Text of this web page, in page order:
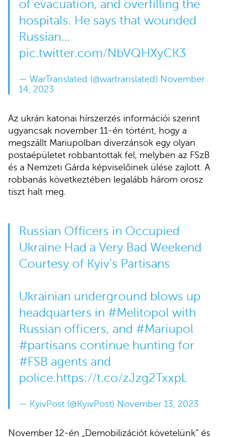
of evacuation, and overfilling the
hospitals. He says that wounded
Russian…
pic.twitter.com/NbVQHXyCK3
— WarTranslated (@wartranslated) November
14, 2023
Az ukrán katonai hírszerzés információi szerint
ugyancsak november 11-én történt, hogy a
megszállt Mariupolban diverzánsok egy olyan
postaépületet robbantottak fel, melyben az FSzB
és a Nemzeti Gárda képviselőinek ülése zajlott. A
robbanás következtében legalább három orosz
tiszt halt meg.
Russian Officers in Occupied
Ukraine Had a Very Bad Weekend
Courtesy of Kyiv’s Partisans
Ukrainian underground blows up
headquarters in #Melitopolwith
Russian officers, and #Mariupol
#partisans continue hunting for
#FSB agents and
police.https://t.co/zJzg2TxxpL
— KyivPost (@KyivPost) November 13, 2023
November 12-én „Demobilizációt követelünk” és